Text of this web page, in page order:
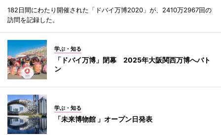
182日間にわたり開催された「ドバイ万博2020」が、2410万2967回の
訪問を記録した。
学ぶ・知る
「ドバイ万博」閉幕 2025年大阪関西万博へバト
ン
学ぶ・知る
「未来博物館 」オープン日発表